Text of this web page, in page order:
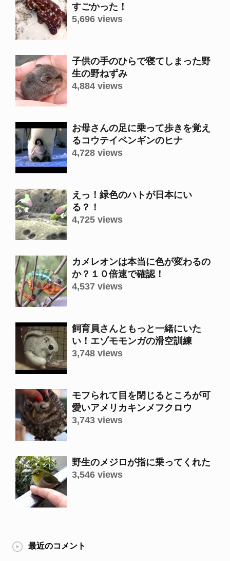
すごかった！
5,696 views
子供の手のひらで寝てしまった野
生の野ねずみ
4,884 views
お母さんの足に乗って歩きを覚え
るコウテイペンギンのヒナ
4,728 views
えっ！緑色のハトが日本にい
る？！
4,725 views
カメレオンは本当に色が変わるの
か？１０倍速で確認！
4,537 views
飼育員さんともっと一緒にいた
い！エゾモモンガの滑空訓練
3,748 views
モフられて目を閉じるところが可
愛いアメリカキンメフクロウ
3,743 views
野生のメジロが指に乗ってくれた
3,546 views
最近のコメント